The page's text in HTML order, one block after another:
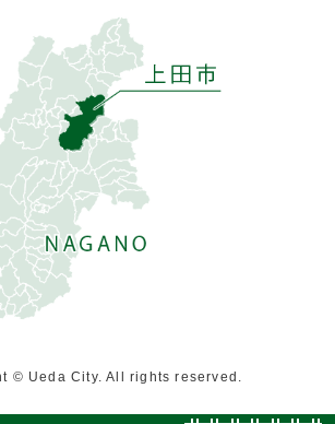
© Ueda City. All rights reserved.